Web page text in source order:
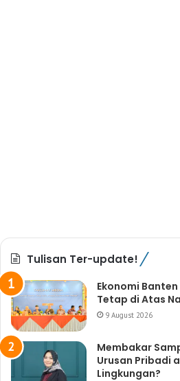
Tulisan Ter-update!
Ekonomi
Tetap di Atas
9 August 2026
Membakar
Urusan Pribadi
Lingkungan?